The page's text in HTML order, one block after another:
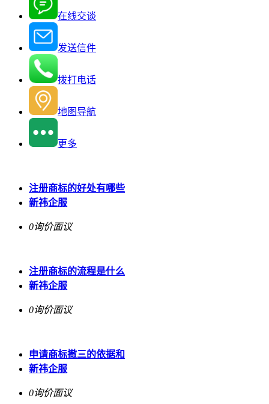
在线交谈
发送信件
拨打电话
地图导航
更多
注册商标的好处有哪些
新祎企服
0询价面议
注册商标的流程是什么
新祎企服
0询价面议
申请商标撤三的依据和
新祎企服
0询价面议